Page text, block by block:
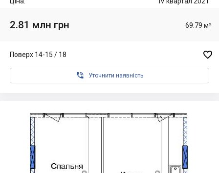
2.81 млн грн 69.79 м²
Поверх 14-15 / 18 
 Уточнити наявність